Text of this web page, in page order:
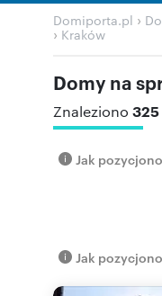
Domiporta.pl ›
› Kraków
Domy na
Znaleziono 325
Jak
Jak